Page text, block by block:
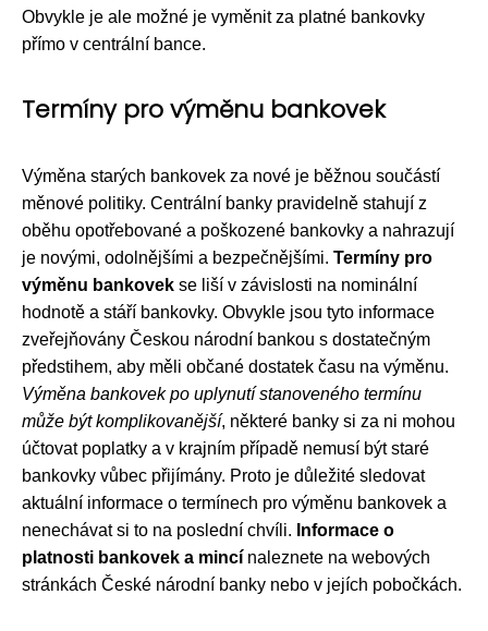
Obvykle je ale možné je vyměnit za platné bankovky
přímo v centrální bance.
Termíny pro výměnu bankovek
Výměna starých bankovek za nové je běžnou součástí
měnové politiky. Centrální banky pravidelně stahují z
oběhu opotřebované a poškozené bankovky a nahrazují
je novými, odolnějšími a bezpečnějšími. Termíny pro
výměnu bankovek se liší v závislosti na nominální
hodnotě a stáří bankovky. Obvykle jsou tyto informace
zveřejňovány Českou národní bankou s dostatečným
předstihem, aby měli občané dostatek času na výměnu.
Výměna bankovek po uplynutí stanoveného termínu
může být komplikovanější, některé banky si za ni mohou
účtovat poplatky a v krajním případě nemusí být staré
bankovky vůbec přijímány. Proto je důležité sledovat
aktuální informace o termínech pro výměnu bankovek a
nenechávat si to na poslední chvíli. Informace o
platnosti bankovek a mincí naleznete na webových
stránkách České národní banky nebo v jejích pobočkách.